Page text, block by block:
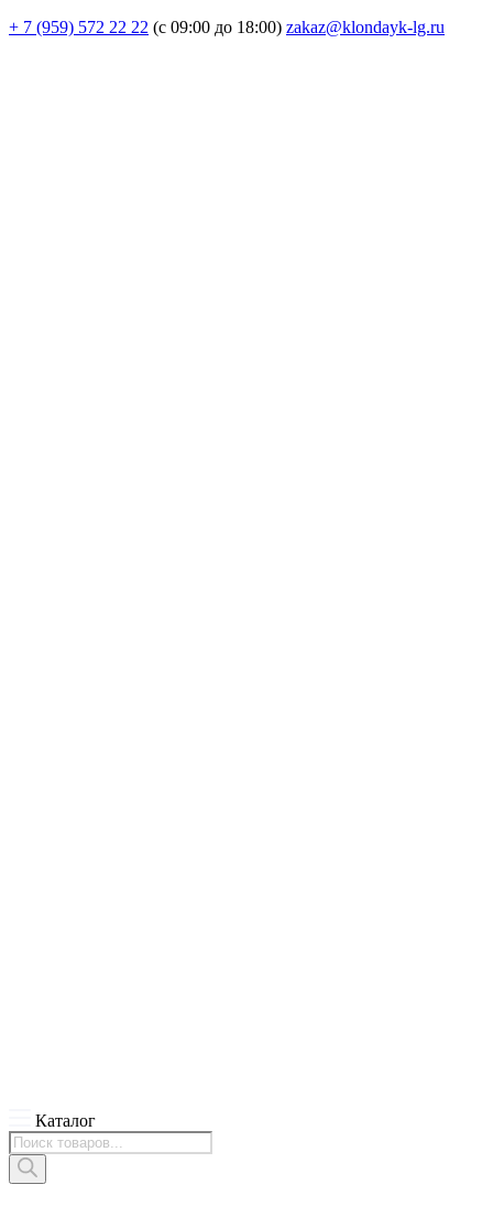
+ 7 (959) 572 22 22 (с 09:00 до 18:00) zakaz@klondayk-lg.ru
Каталог
Поиск
товаров